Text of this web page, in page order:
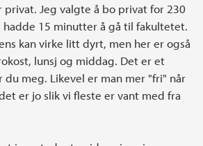
Jeg valgte å bo privat for 230
hadde 15 minutter å gå til fakultetet.
kan virke litt dyrt, men her er også
lunsj og middag. Det er et
meg. Likevel er man mer "fri" når
er jo slik vi fleste er vant med fra